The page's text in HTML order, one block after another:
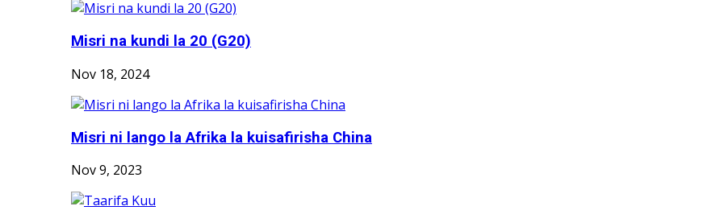
Misri na kundi la 20 (G20)
Nov 18, 2024
Misri ni lango la Afrika la kuisafirisha China
Nov 9, 2023